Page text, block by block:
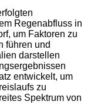
Regenabfluss in
um Faktoren zu
führen und
darstellen
entwickelt, um
zu
Spektrum von